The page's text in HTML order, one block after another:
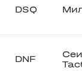
DSQ
DNF